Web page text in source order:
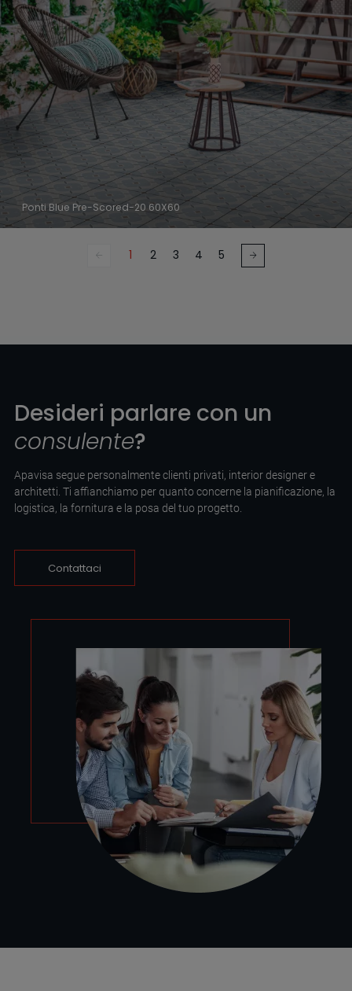
Ponti Blue Pre-Scored-20 60X60
1 2 3 4 5
Desideri parlare con un
consulente?
Apavisa segue personalmente clienti privati, interior designer e
architetti. Ti affianchiamo per quanto concerne la pianificazione, la
logistica, la fornitura e la posa del tuo progetto.
Contattaci